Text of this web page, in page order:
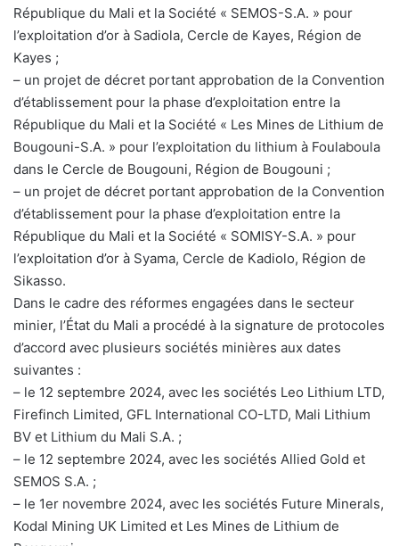
République du Mali et la Société « SEMOS-S.A. » pour
l’exploitation d’or à Sadiola, Cercle de Kayes, Région de
Kayes ;
– un projet de décret portant approbation de la Convention
d’établissement pour la phase d’exploitation entre la
République du Mali et la Société « Les Mines de Lithium de
Bougouni-S.A. » pour l’exploitation du lithium à Foulaboula
dans le Cercle de Bougouni, Région de Bougouni ;
– un projet de décret portant approbation de la Convention
d’établissement pour la phase d’exploitation entre la
République du Mali et la Société « SOMISY-S.A. » pour
l’exploitation d’or à Syama, Cercle de Kadiolo, Région de
Sikasso.
Dans le cadre des réformes engagées dans le secteur
minier, l’État du Mali a procédé à la signature de protocoles
d’accord avec plusieurs sociétés minières aux dates
suivantes :
– le 12 septembre 2024, avec les sociétés Leo Lithium LTD,
Firefinch Limited, GFL International CO-LTD, Mali Lithium
BV et Lithium du Mali S.A. ;
– le 12 septembre 2024, avec les sociétés Allied Gold et
SEMOS S.A. ;
– le 1er novembre 2024, avec les sociétés Future Minerals,
Kodal Mining UK Limited et Les Mines de Lithium de